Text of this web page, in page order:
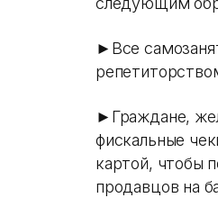
►Все
►Граждане,
фискальные
картой, чтобы
продавцов на